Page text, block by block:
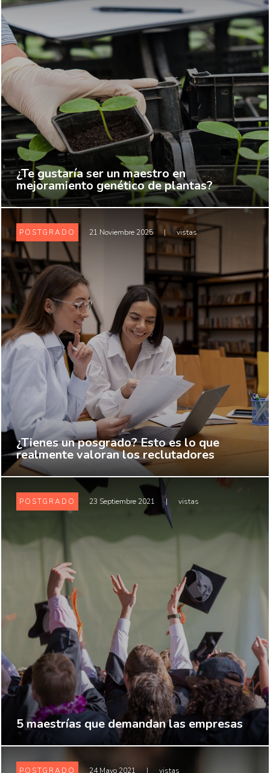
¿Te gustaría ser un maestro en
mejoramiento genético de plantas?
POSTGRADO 21 Noviembre 2025 | vistas
¿Tienes un posgrado? Esto es lo que
realmente valoran los reclutadores
POSTGRADO 23 Septiembre 2021 | vistas
5 maestrías que demandan las empresas
POSTGRADO 24 Mayo 2021 | vistas